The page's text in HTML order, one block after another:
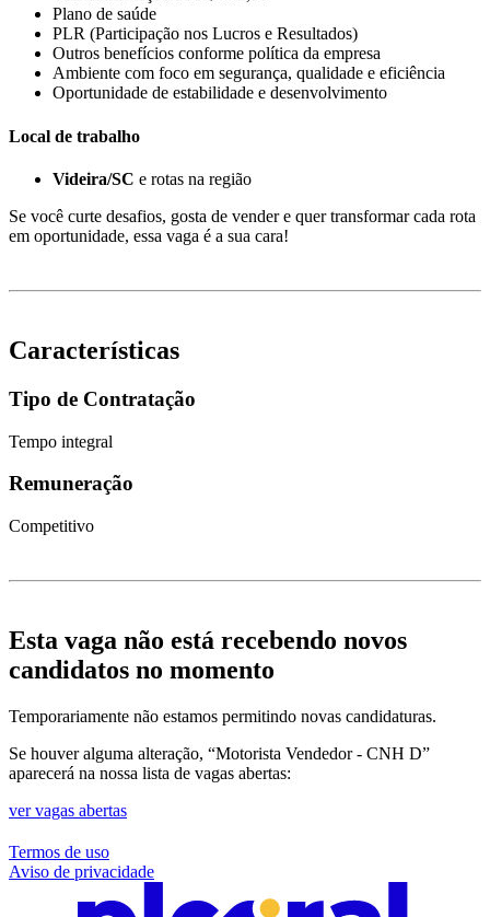
Plano de saúde
PLR (Participação nos Lucros e Resultados)
Outros benefícios conforme política da empresa
Ambiente com foco em segurança, qualidade e eficiência
Oportunidade de estabilidade e desenvolvimento
Local de trabalho
Videira/SC e rotas na região
Se você curte desafios, gosta de vender e quer transformar cada rota
em oportunidade, essa vaga é a sua cara!
Características
Tipo de Contratação
Tempo integral
Remuneração
Competitivo
Esta vaga não está recebendo novos
candidatos no momento
Temporariamente não estamos permitindo novas candidaturas.
Se houver alguma alteração, “Motorista Vendedor - CNH D”
aparecerá na nossa lista de vagas abertas:
ver vagas abertas
Termos de uso
Aviso de privacidade